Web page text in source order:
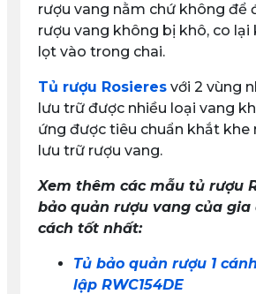
rượu vang nằm chứ không để
rượu vang không bị khô, co
lọt vào trong chai.
Tủ rượu Rosieresvới 2 vùng
lưu trữ được nhiều loại vang
ứng được tiêu chuẩn khắt khe
lưu trữ rượu vang.
Xem thêm các mẫu tủ rượu
bảo quản rượu vang của
cách tốt nhất:
Tủ bảo quản rượu 1
lập RWC154DE